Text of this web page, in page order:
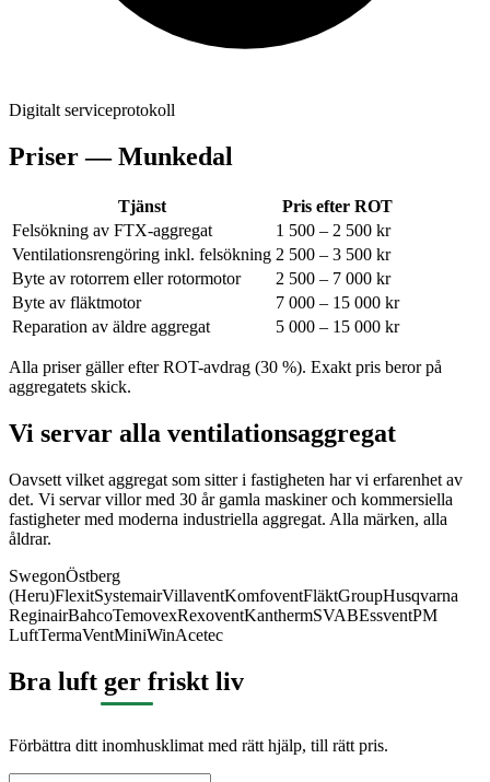
Digitalt serviceprotokoll
Priser —Munkedal
Tjänst
Pris efter ROT
Felsökning av FTX-aggregat
1 500 – 2 500 kr
Ventilationsrengöring inkl. felsökning 2 500 – 3 500 kr
Byte av rotorrem eller rotormotor
2 500 – 7 000 kr
Byte av fläktmotor
7 000 – 15 000 kr
Reparation av äldre aggregat
5 000 – 15 000 kr
Alla priser gäller efter ROT-avdrag (30 %). Exakt pris beror på
aggregatets skick.
Vi servar alla ventilationsaggregat
Oavsett vilket aggregat som sitter i fastigheten har vi erfarenhet av
det. Vi servar villor med 30 år gamla maskiner och kommersiella
fastigheter med moderna industriella aggregat. Alla märken, alla
åldrar.
SwegonÖstberg
(Heru)FlexitSystemairVillaventKomfoventFläktGroupHusqvarna
ReginairBahcoTemovexRexoventKanthermSVABEssventPM
LuftTermaVentMiniWinAcetec
Bra luft ger friskt liv
Förbättra ditt inomhusklimat med rätt hjälp, till rätt pris.